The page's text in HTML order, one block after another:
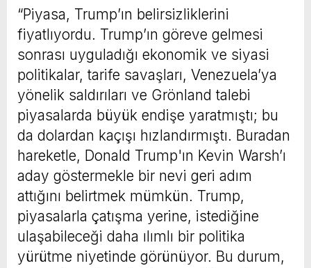
“Piyasa, Trump’ın belirsizliklerini
fiyatlıyordu. Trump’ın göreve gelmesi
sonrası uyguladığı ekonomik ve siyasi
politikalar, tarife savaşları, Venezuela’ya
yönelik saldırıları ve Grönland talebi
piyasalarda büyük endişe yaratmıştı; bu
da dolardan kaçışı hızlandırmıştı. Buradan
hareketle, Donald Trump'ın Kevin Warsh’ı
aday göstermekle bir nevi geri adım
attığını belirtmek mümkün. Trump,
piyasalarla çatışma yerine, istediğine
ulaşabileceği daha ılımlı bir politika
yürütme niyetinde görünüyor. Bu durum,